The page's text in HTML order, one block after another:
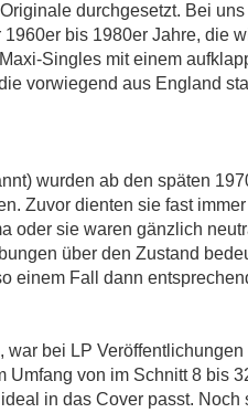
durchgesetzt. Bei
bis 1980er Jahre, die
Singles mit einem
vorwiegend aus England
wurden ab den späten
Zuvor dienten sie fast
oder sie waren gänzlich
über den Zustand
einem Fall dann
bei LP
Umfang von im Schnitt 8 bis
in das Cover passt.